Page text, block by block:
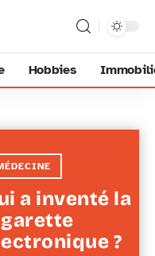
Hobbies
a inventé la
?